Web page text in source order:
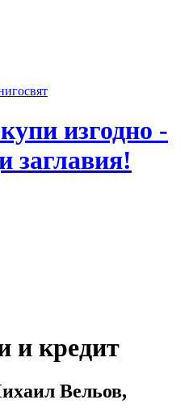
изгодно -
заглавия!
и кредит
Вельов,